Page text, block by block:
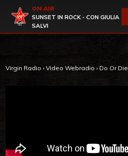
Virgin Radio
ON AIR
SUNSET IN ROCK - CON GIULIA
SALVI
Virgin Radio › Video Webradio › Do Or Die